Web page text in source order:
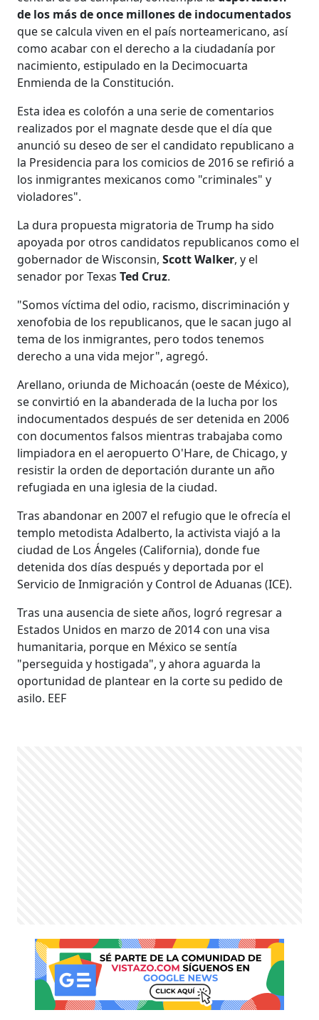
de los más de once millones de indocumentados
que se calcula viven en el país norteamericano, así
como acabar con el derecho a la ciudadanía por
nacimiento, estipulado en la Decimocuarta
Enmienda de la Constitución.
Esta idea es colofón a una serie de comentarios
realizados por el magnate desde que el día que
anunció su deseo de ser el candidato republicano a
la Presidencia para los comicios de 2016 se refirió a
los inmigrantes mexicanos como "criminales" y
violadores".
La dura propuesta migratoria de Trump ha sido
apoyada por otros candidatos republicanos como el
gobernador de Wisconsin,Scott Walker, y el
senador por TexasTed Cruz.
"Somos víctima del odio, racismo, discriminación y
xenofobia de los republicanos, que le sacan jugo al
tema de los inmigrantes, pero todos tenemos
derecho a una vida mejor", agregó.
Arellano, oriunda de Michoacán (oeste de México),
se convirtió en la abanderada de la lucha por los
indocumentados después de ser detenida en 2006
con documentos falsos mientras trabajaba como
limpiadora en el aeropuerto O'Hare, de Chicago, y
resistir la orden de deportación durante un año
refugiada en una iglesia de la ciudad.
Tras abandonar en 2007 el refugio que le ofrecía el
templo metodista Adalberto, la activista viajó a la
ciudad de Los Ángeles (California), donde fue
detenida dos días después y deportada por el
Servicio de Inmigración y Control de Aduanas (ICE).
Tras una ausencia de siete años, logró regresar a
Estados Unidos en marzo de 2014 con una visa
humanitaria, porque en México se sentía
"perseguida y hostigada", y ahora aguarda la
oportunidad de plantear en la corte su pedido de
asilo. EEF